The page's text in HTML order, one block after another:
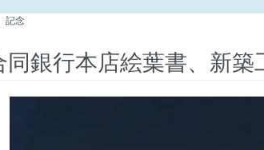
記念
同銀行本店絵葉書、新築